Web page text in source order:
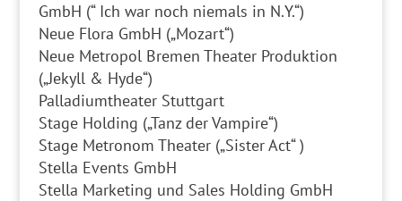
GmbH (“ Ich war noch niemals in N.Y.“)
Neue Flora GmbH („Mozart“)
Neue Metropol Bremen Theater Produktion
(„Jekyll & Hyde“)
Palladiumtheater Stuttgart
Stage Holding („Tanz der Vampire“)
Stage Metronom Theater („Sister Act“ )
Stella Events GmbH
Stella Marketing und Sales Holding GmbH